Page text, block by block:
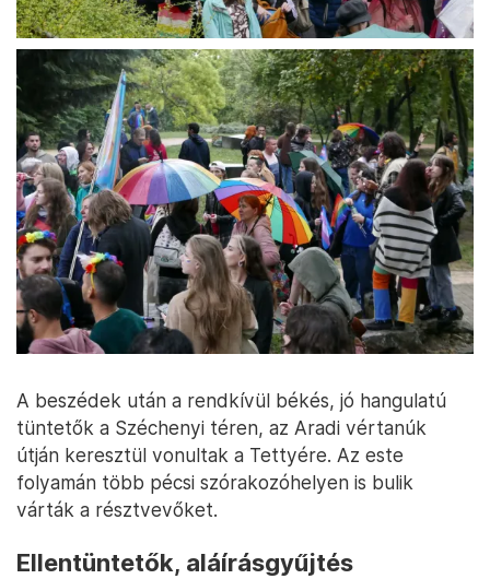
A beszédek után a rendkívül békés, jó hangulatú
tüntetők a Széchenyi téren, az Aradi vértanúk
útján keresztül vonultak a Tettyére. Az este
folyamán több pécsi szórakozóhelyen is bulik
várták a résztvevőket.
Ellentüntetők, aláírásgyűjtés